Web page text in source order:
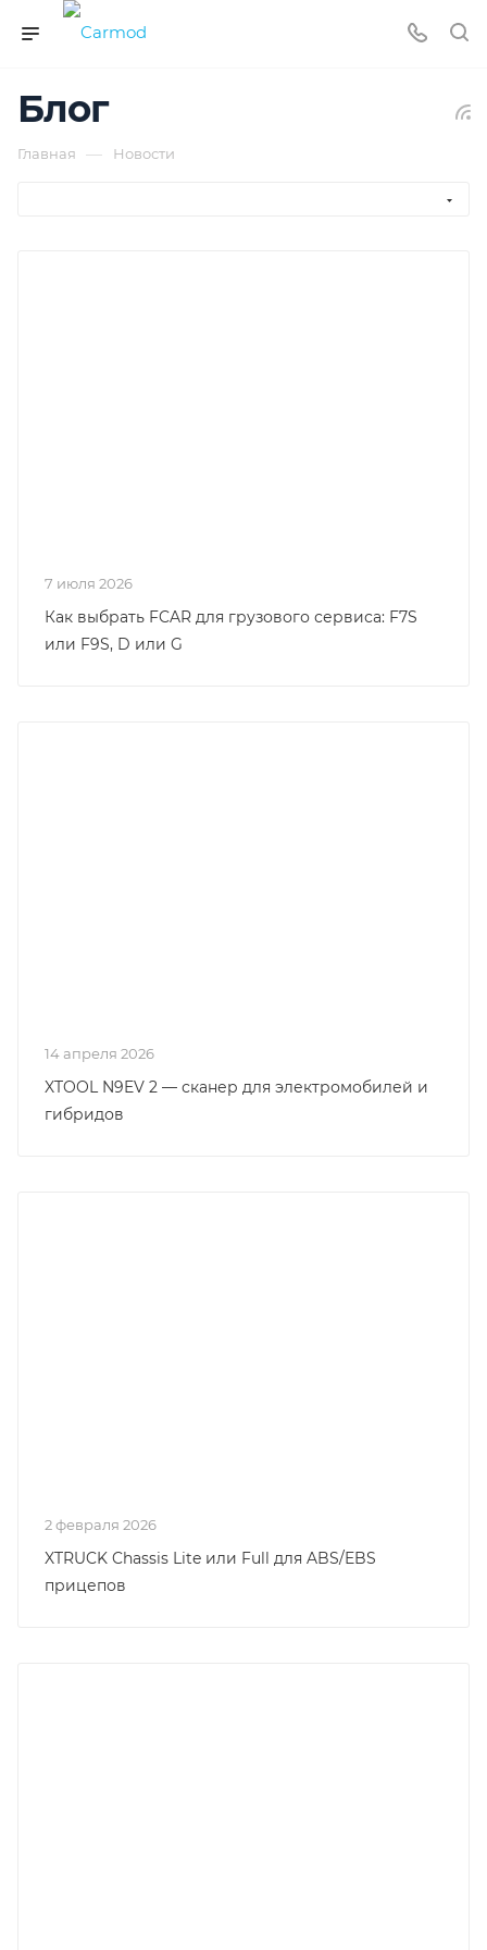
Блог
Главная — Новости
7 июля 2026
Как выбрать FCAR для грузового сервиса: F7S
или F9S, D или G
14 апреля 2026
XTOOL N9EV 2 — сканер для электромобилей и
гибридов
2 февраля 2026
XTRUCK Chassis Lite или Full для ABS/EBS
прицепов